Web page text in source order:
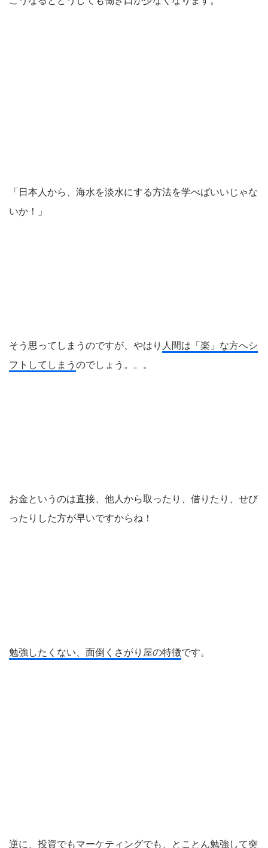
「日本人から、海水を淡水にする方法を学べばいいじゃな
いか！」
そう思ってしまうのですが、やはり 人間は「楽」な方へシ
フトしてしまう のでしょう。。。
お金というのは直接、他人から取ったり、借りたり、せび
ったりした方が早いですからね！
勉強したくない、面倒くさがり屋の特徴です。
逆に、投資でもマーケティングでも、とことん勉強して突